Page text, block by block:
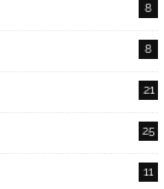
8
8
21
25
11